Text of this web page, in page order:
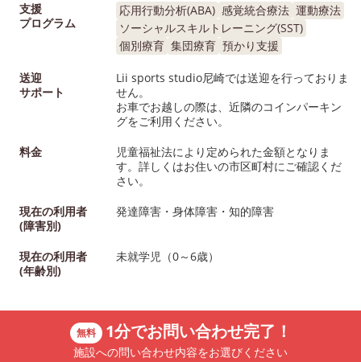
支援
プログラム
応用行動分析(ABA) 感覚統合療法 運動療法
ソーシャルスキルトレーニング(SST)
個別療育 集団療育 預かり支援
送迎
サポート
Lii sports studio尼崎では送迎を行っておりま
せん。
お車でお越しの際は、近隣のコインパーキン
グをご利用ください。
料金
児童福祉法により定められた金額となりま
す。詳しくはお住いの市区町村にご確認くだ
さい。
現在の利用者
(障害別)
発達障害・身体障害・知的障害
現在の利用者
(年齢別)
未就学児（0～6歳）
無料 1分でお問い合わせ完了！
施設への問い合わせ内容をお選びください